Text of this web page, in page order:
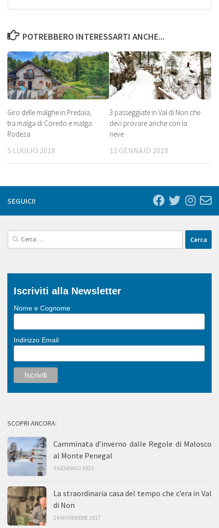
POTREBBERO INTERESSARTI ANCHE...
Giro delle malghe in Predaia,
tra malga di Coredo e malga
Rodeza
5 LUGLIO 2018
3 passeggiate in Val di Non che
devi provare anche con la
neve
13 GENNAIO 2018
SEGUICI!
Ricerca
per:
Iscriviti alla Newsletter
Nome e Cognome
Indirizzo Email
SCOPRI ANCORA:
Camminata d’inverno dalle Regole di Malosco
al Monte Penegal
9 GENNAIO 2025
La straordinaria casa del tempo che c’era in Val
di Non
24 NOVEMBRE 2017